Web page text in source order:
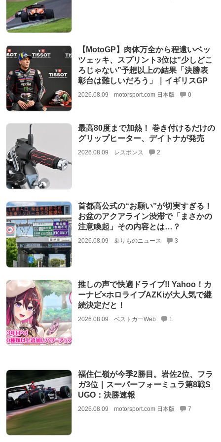
【MotoGP】肉体万全から程遠いベッ
ツェッキ、スプリント3位は”少しどこ
ろじゃない”予想以上の結果「決勝表
彰台は難しいだろう」｜イギリスGP
2026.08.09 motorsport.com 日本版 0
最高80度まで加熱！ 巻き付けるだけの
グリップヒーター、デイトナが発売
2026.08.09 レスポンス 2
首都高公式の“お願い”が切実すぎる！
お盆のアクアライン渋滞で「まさかの
注意喚起」その内容とは…？
2026.08.09 乗りものニュース 3
推しの声で快適ドライブ!! Yahoo！カ
ーナビ×ホロライブAZKiが大人気で継
続決定だと！
2026.08.09 ベストカーWeb 1
福住仁嶺が今季2勝目。岩佐2位、フラ
ガ3位｜スーパーフォーミュラ第8戦S
UGO：決勝速報
2026.08.09 motorsport.com 日本版 7